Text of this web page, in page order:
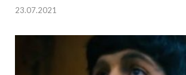
23.07.2021